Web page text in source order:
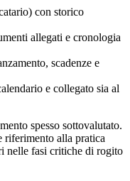
con storico
allegati e cronologia
scadenze e
e collegato sia al
spesso sottovalutato.
riferimento alla pratica
nelle fasi critiche di rogito